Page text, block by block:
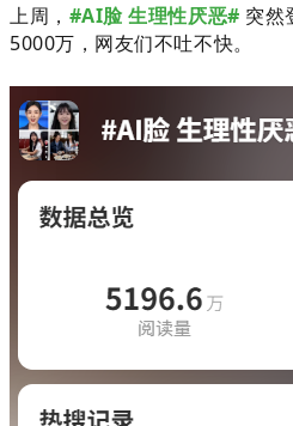
上周， #AI脸 生理性厌恶# 突然
5000万，网友们不吐不快。